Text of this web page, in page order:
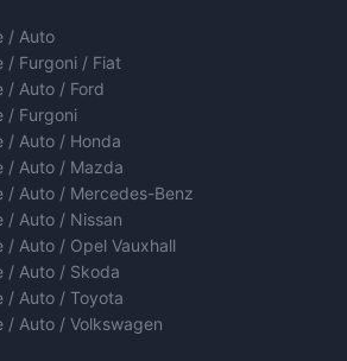
/ Auto
/ Furgoni / Fiat
/ Auto / Ford
/ Furgoni
/ Auto / Honda
/ Auto / Mazda
/ Auto / Mercedes-Benz
/ Auto / Nissan
/ Auto / Opel Vauxhall
/ Auto / Skoda
/ Auto / Toyota
/ Auto / Volkswagen